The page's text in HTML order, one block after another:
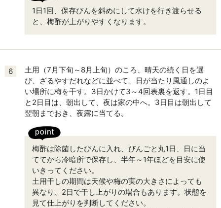
1日1回、保存びんを斜めにして水けを行き渡らせる
と、梅酢が上がりやすくなります。
6
土用（7月下旬～8月上旬）のころ、晴天の続く日を選
び、ざるやすだれなどに並べて、日が当たり風通しのよ
い場所に梅を干す。3日かけて3～4回表裏を返す。1日目
と2日目は、朝出して、夜は家の中へ。3日目は朝出して
翌朝までおき、夜露に当てる。
梅酢は除菌したびんに入れ、びんごと丸1日、日に当
ててから冷暗所で保存し、半年～1年ほどを目安に使
いきってください。
土用干しの期間は天候や梅の実の大きさによっても
異なり、2日で干し上がりの場合もあります。状態を
見て仕上がりを判断してください。